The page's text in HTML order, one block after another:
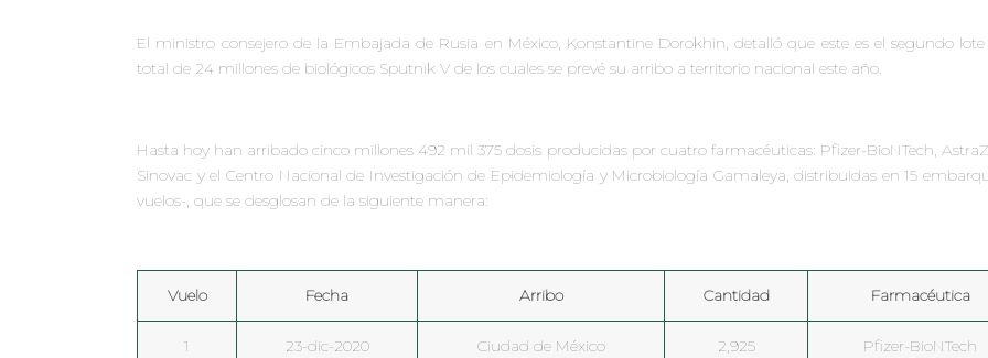
El ministro consejero de la Embajada de Rusia en México, Konstantine Dorokhin, detalló que este es el segundo
total de 24 millones de biológicos Sputnik V de los cuales se prevé su arribo a territorio nacional este año.
Hasta hoy han arribado cinco millones 492 mil 375 dosis producidas por cuatro farmacéuticas: Pfizer-BioNTech,
Sinovac y el Centro Nacional de Investigación de Epidemiología y Microbiología Gamaleya, distribuidas en 15
vuelos-, que se desglosan de la siguiente manera:
Vuelo Fecha Arribo Cantidad Farmacéutica
1 23-dic-2020 Ciudad de México 2,925 Pfizer-BioNTech